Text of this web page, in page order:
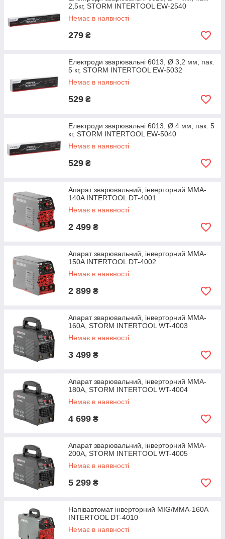
2,5кг, STORM INTERTOOL EW-2540
Немає в наявності
279 ₴
Електроди зварювальні 6013, Ø 3,2 мм, пак.
5 кг, STORM INTERTOOL EW-5032
Немає в наявності
529 ₴
Електроди зварювальні 6013, Ø 4 мм, пак. 5
кг, STORM INTERTOOL EW-5040
Немає в наявності
529 ₴
Апарат зварювальний, інверторний MMA-
140A INTERTOOL DT-4001
Немає в наявності
2 499 ₴
Апарат зварювальний, інверторний MMA-
150A INTERTOOL DT-4002
Немає в наявності
2 899 ₴
Апарат зварювальний, інверторний MMA-
160A, STORM INTERTOOL WT-4003
Немає в наявності
3 499 ₴
Апарат зварювальний, інверторний MMA-
180A, STORM INTERTOOL WT-4004
Немає в наявності
4 699 ₴
Апарат зварювальний, інверторний MMA-
200A, STORM INTERTOOL WT-4005
Немає в наявності
5 299 ₴
Напівавтомат інверторний MIG/MMA-160A
INTERTOOL DT-4010
Немає в наявності